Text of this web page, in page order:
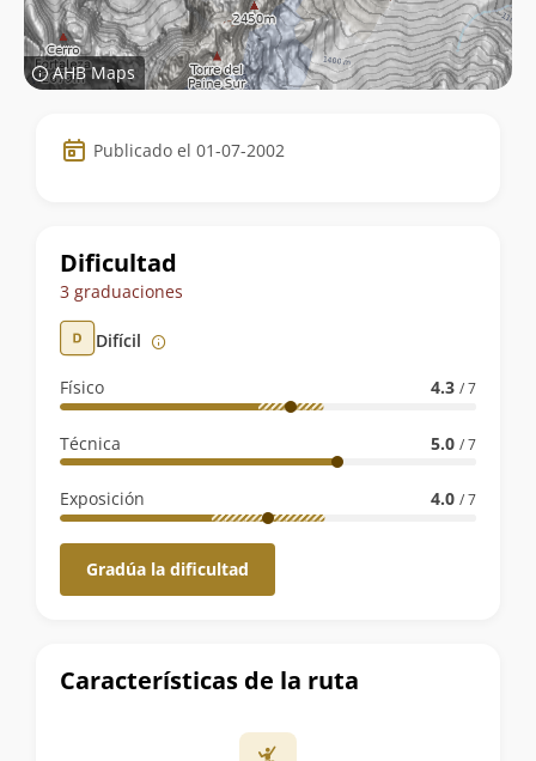
AHB Maps
Datos
de
ruta
Publicado el 01-07-2002
Dificultad
3 graduaciones
Difícil
Físico 4.3 / 7
Técnica 5.0 / 7
Exposición 4.0 / 7
Gradúa la dificultad
Características de la ruta